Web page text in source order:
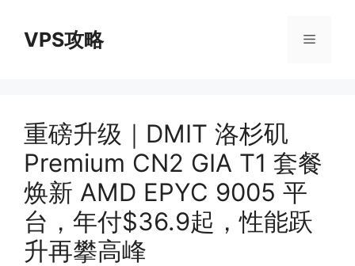
VPS攻略 菜
重磅升级｜DMIT 洛杉矶
Premium CN2 GIA T1 套餐
焕新 AMD EPYC 9005 平
台，年付$36.9起，性能跃
升再攀高峰